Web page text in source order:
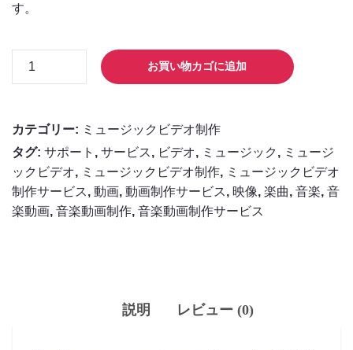
す。
ッ
ク
ビ
デ
オ
お買い物カゴに追加
カテゴリー: ミュージックビデオ制作
タグ: サポート , サービス, ビデオ, ミュージック , ミュージ
ックビデオ, ミュージックビデオ制作, ミュージックビデオ
制作サービス, 動画, 動画制作サービス, 映像, 楽曲, 音楽, 音
楽動画, 音楽動画制作, 音楽動画制作サービス
説明 レビュー (0)